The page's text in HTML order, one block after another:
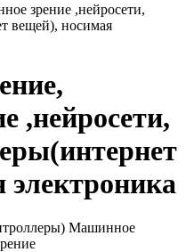
зрение ,нейросети,
вещей), носимая
,нейросети,
Машинное